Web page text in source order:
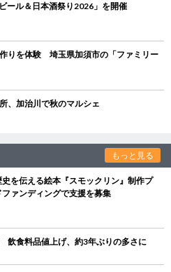
ール＆日本酒祭り2026」を開催
りを体験 埼玉県加須市の「ファミリー
、加治川で秋のマルシェ
もっと見る
を伝える絵本『スモックリン』制作プ
ァンディングで支援を募集
飲食料品値上げ、約3年ぶりの多さに